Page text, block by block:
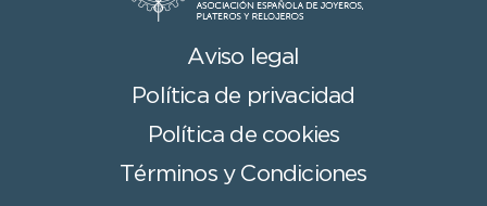
Aviso legal
Política de privacidad
Política de cookies
Términos y Condiciones